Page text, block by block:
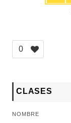
0
CLASES
NOMBRE